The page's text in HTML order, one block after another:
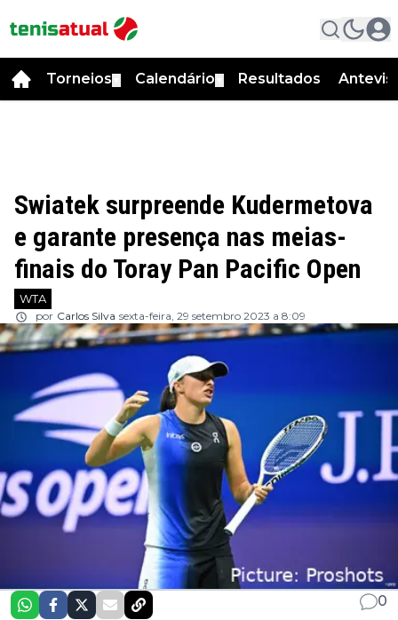
Torneios Calendário Resultados
Swiatek surpreende Kudermetova
e garante presença nas meias-
finais do Toray Pan Pacific Open
WTA
por Carlos Silva sexta-feira, 29 setembro 2023 a 8:09
0